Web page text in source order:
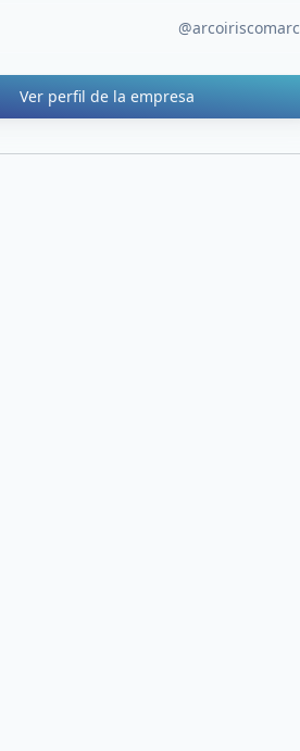
Ver perfil de la empresa